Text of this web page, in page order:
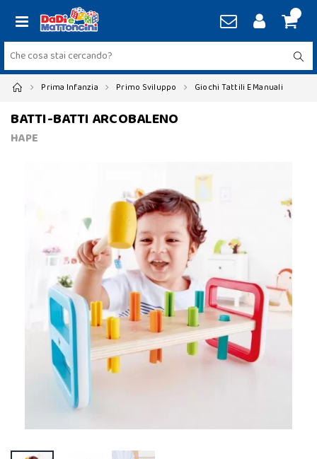
Prima Infanzia Primo Sviluppo Giochi Tattili E Manuali
BATTI-BATTI ARCOBALENO
HAPE